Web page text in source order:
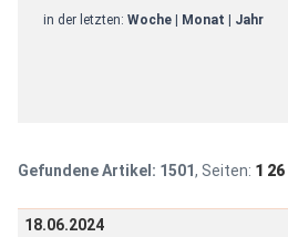
in der letzten: Woche| Monat Jahr
Gefundene Artikel: 1501, Seiten: 1 26
18.06.2024